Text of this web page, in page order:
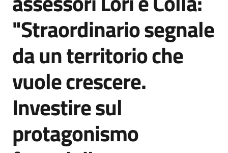
"Straordinario segnale
da un territorio che
vuole crescere.
Investire sul
protagonismo